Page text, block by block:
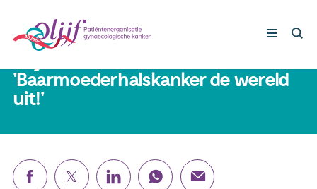
Gynaecologische kankers
Lotgenoten
Leven met/na kanker
17 november 2020
'Baarmoederhalskanker de wereld
uit!'